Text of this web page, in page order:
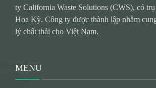
ty California Waste Solutions (CWS), có
Hoa Kỳ. Công ty được thành lập nhằm
lý chất thải cho Việt Nam.
MENU